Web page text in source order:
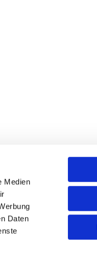
Medien
Daten
39 • 18439 Stralsund